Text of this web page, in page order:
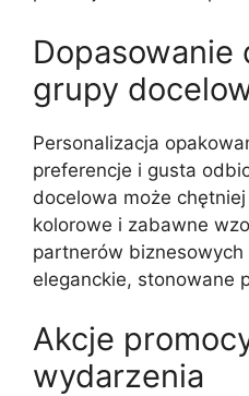
Dopasowanie
grupy
Personalizacja
preferencje i gusta
docelowa może
kolorowe i zabawne
partnerów biznesowych
eleganckie, stonowane
Akcje
wydarzenia